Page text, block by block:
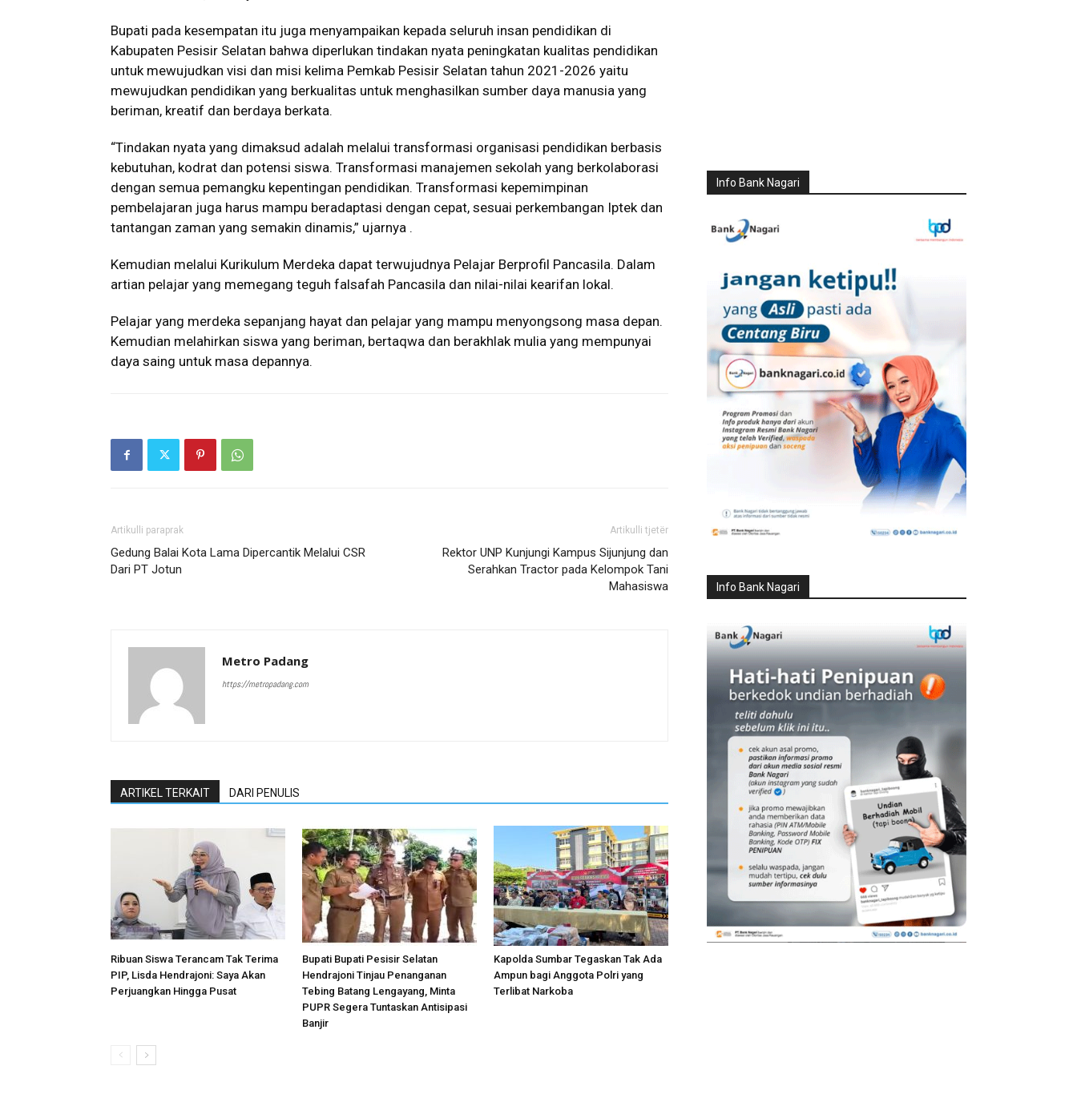
Bupati pada kesempatan itu juga menyampaikan kepada seluruh insan pendidikan di
Kabupaten Pesisir Selatan bahwa diperlukan tindakan nyata peningkatan kualitas pendidikan
untuk mewujudkan visi dan misi kelima Pemkab Pesisir Selatan tahun 2021-2026 yaitu
mewujudkan pendidikan yang berkualitas untuk menghasilkan sumber daya manusia yang
beriman, kreatif dan berdaya berkata.
“Tindakan nyata yang dimaksud adalah melalui transformasi organisasi pendidikan berbasis
kebutuhan, kodrat dan potensi siswa. Transformasi manajemen sekolah yang berkolaborasi
dengan semua pemangku kepentingan pendidikan. Transformasi kepemimpinan
pembelajaran juga harus mampu beradaptasi dengan cepat, sesuai perkembangan Iptek dan
tantangan zaman yang semakin dinamis,” ujarnya .
Kemudian melalui Kurikulum Merdeka dapat terwujudnya Pelajar Berprofil Pancasila. Dalam
artian pelajar yang memegang teguh falsafah Pancasila dan nilai-nilai kearifan lokal.
Pelajar yang merdeka sepanjang hayat dan pelajar yang mampu menyongsong masa depan.
Kemudian melahirkan siswa yang beriman, bertaqwa dan berakhlak mulia yang mempunyai
daya saing untuk masa depannya.
Artikulli paraprak
Gedung Balai Kota Lama Dipercantik Melalui CSR
Dari PT Jotun
Artikulli tjetër
Rektor UNP Kunjungi Kampus Sijunjung dan
Serahkan Tractor pada Kelompok Tani
Mahasiswa
Metro Padang
https://metropadang.com
ARTIKEL TERKAIT DARI PENULIS
Ribuan Siswa Terancam Tak Terima
PIP, Lisda Hendrajoni: Saya Akan
Perjuangkan Hingga Pusat
Bupati Bupati Pesisir Selatan
Hendrajoni Tinjau Penanganan
Tebing Batang Lengayang, Minta
PUPR Segera Tuntaskan Antisipasi
Banjir
Kapolda Sumbar Tegaskan Tak Ada
Ampun bagi Anggota Polri yang
Terlibat Narkoba
Info Bank Nagari
Info Bank Nagari